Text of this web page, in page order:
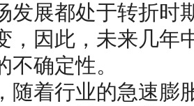
发展都处于转折时
，因此，未来几年
不确定性。
着行业的急速膨